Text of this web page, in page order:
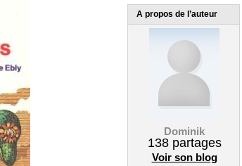
A propos de l’auteur
Dominik
138partages
Voir son blog